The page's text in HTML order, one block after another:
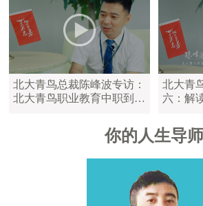
北大青鸟总裁陈峰波专访：
北大青鸟职业教育中职到大
北大青
六：解
你的人生导师